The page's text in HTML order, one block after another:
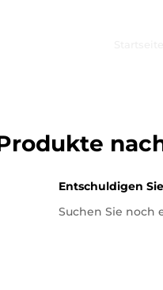
Entschuldigen
Suchen Sie noch